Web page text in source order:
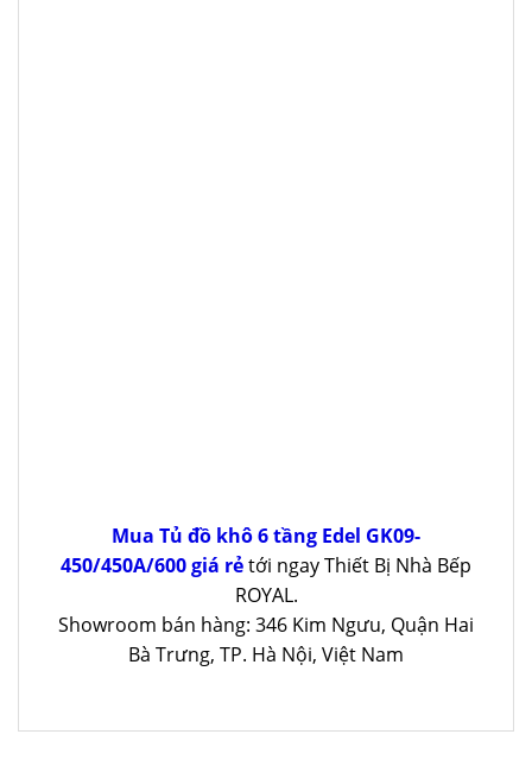
Mua Tủ đồ khô 6 tầng Edel GK09-
450/450A/600 giá rẻtới ngay Thiết Bị Nhà Bếp
ROYAL.
Showroom bán hàng: 346 Kim Ngưu, Quận Hai
Bà Trưng, TP. Hà Nội, Việt Nam